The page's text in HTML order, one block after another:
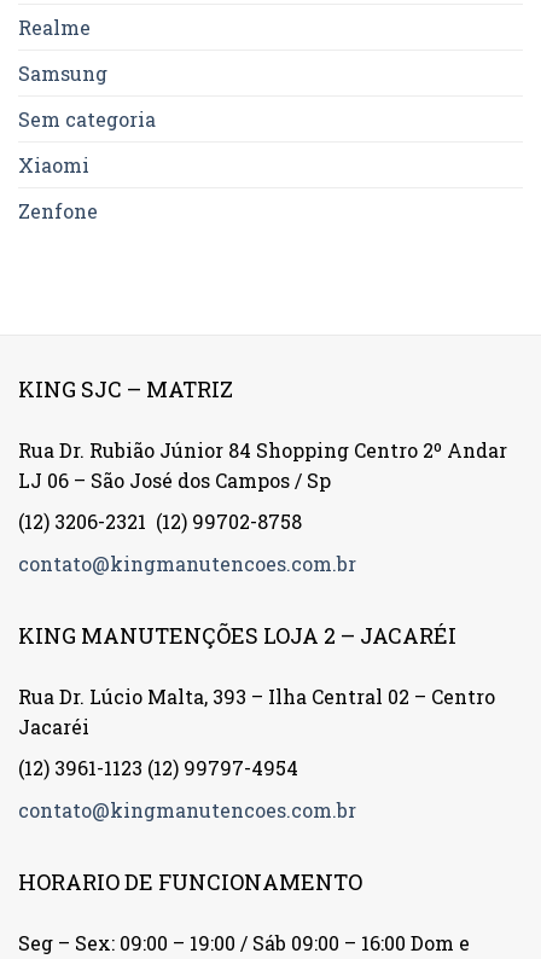
Realme
Samsung
Sem categoria
Xiaomi
Zenfone
KING SJC – MATRIZ
Rua Dr. Rubião Júnior 84 Shopping Centro 2º Andar
LJ 06 – São José dos Campos / Sp
(12) 3206-2321 (12) 99702-8758
contato@kingmanutencoes.com.br
KING MANUTENÇÕES LOJA 2 – JACARÉI
Rua Dr. Lúcio Malta, 393 – Ilha Central 02 – Centro
Jacaréi
(12) 3961-1123 (12) 99797-4954
contato@kingmanutencoes.com.br
HORARIO DE FUNCIONAMENTO
Seg – Sex: 09:00 – 19:00 / Sáb 09:00 – 16:00 Dom e